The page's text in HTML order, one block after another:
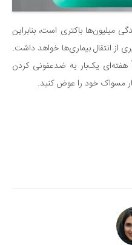
میلیون‌ها باکتری است، بنابراین
از انتقال بیماری‌ها خواهد داشت.
هفته‌ای یک‌بار به ضدعفونی کردن
مسواک خود را عوض کنید.